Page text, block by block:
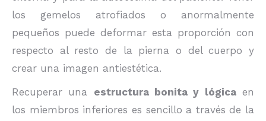
los gemelos atrofiados o anormalmente
pequeños puede deformar esta proporción con
respecto al resto de la pierna o del cuerpo y
crear una imagen antiestética.
Recuperar una estructura bonita y lógicaen
los miembros inferiores es sencillo a través de la